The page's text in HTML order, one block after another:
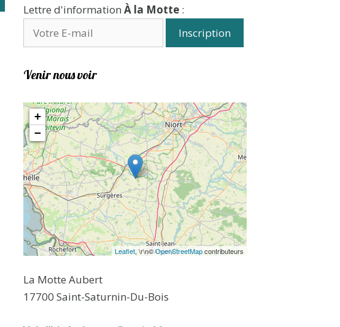
Lettre d'information À la Motte :
Venir nous voir
+
−
Leaflet, \r\n©OpenStreetMapcontributeurs
La Motte Aubert
17700 Saint-Saturnin-Du-Bois